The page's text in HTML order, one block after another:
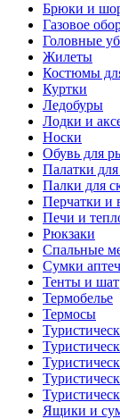
Брюки и
Газовое
Головные
Жилеты
Костюмы
Куртки
Ледобуры
Лодки и
Носки
Обувь для
Палатки
Палки для
Перчатки и
Печи и
Рюкзаки
Спальные
Сумки
Тенты и
Термобелье
Термосы
Ящики и